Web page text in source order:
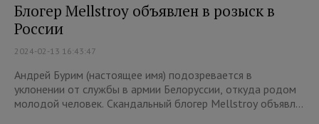
Блогер Mellstroy объявлен в розыск в
России
2024-02-13 16:43:47
Андрей Бурим (настоящее имя) подозревается в
уклонении от службы в армии Белоруссии, откуда родом
молодой человек. Скандальный блогер Mellstroy объявл...